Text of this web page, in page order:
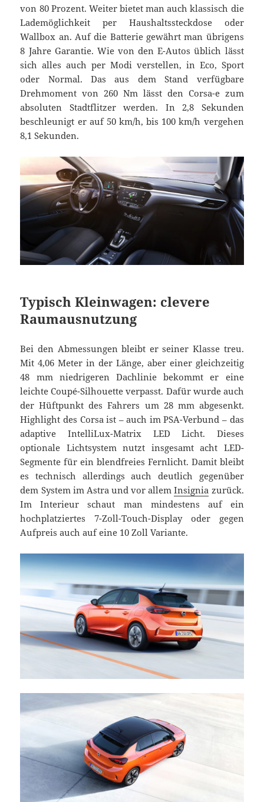
von 80 Prozent. Weiter bietet man auch klassisch die
Lademöglichkeit per Haushaltssteckdose oder
Wallbox an. Auf die Batterie gewährt man übrigens
8 Jahre Garantie. Wie von den E-Autos üblich lässt
sich alles auch per Modi verstellen, in Eco, Sport
oder Normal. Das aus dem Stand verfügbare
Drehmoment von 260 Nm lässt den Corsa-e zum
absoluten Stadtflitzer werden. In 2,8 Sekunden
beschleunigt er auf 50 km/h, bis 100 km/h vergehen
8,1 Sekunden.
Typisch Kleinwagen: clevere
Raumausnutzung
Bei den Abmessungen bleibt er seiner Klasse treu.
Mit 4,06 Meter in der Länge, aber einer gleichzeitig
48 mm niedrigeren Dachlinie bekommt er eine
leichte Coupé-Silhouette verpasst. Dafür wurde auch
der Hüftpunkt des Fahrers um 28 mm abgesenkt.
Highlight des Corsa ist – auch im PSA-Verbund – das
adaptive IntelliLux-Matrix LED Licht. Dieses
optionale Lichtsystem nutzt insgesamt acht LED-
Segmente für ein blendfreies Fernlicht. Damit bleibt
es technisch allerdings auch deutlich gegenüber
dem System im Astra und vor allemInsignia zurück.
Im Interieur schaut man mindestens auf ein
hochplatziertes 7-Zoll-Touch-Display oder gegen
Aufpreis auch auf eine 10 Zoll Variante.